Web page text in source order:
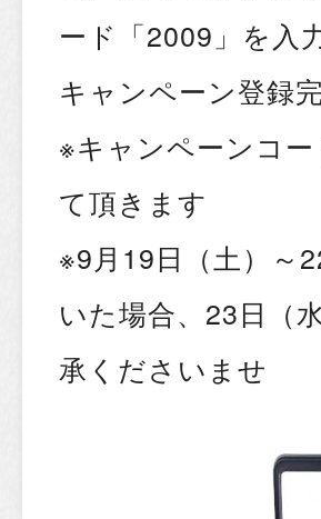
ード「2009」を入
キャンペーン登録
※キャンペーンコ
て頂きます
※9月19日（土）～
いた場合、23日（
承くださいませ